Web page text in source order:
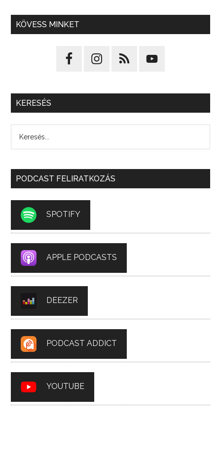
KÖVESS MINKET
KERESÉS
PODCAST FELIRATKOZÁS
SPOTIFY
APPLE PODCASTS
DEEZER
PODCAST ADDICT
YOUTUBE